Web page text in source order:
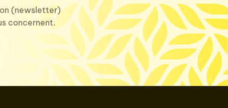
(newsletter)
concernent.